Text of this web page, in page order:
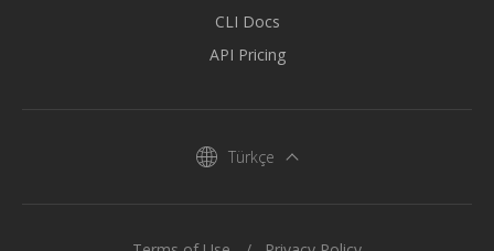
CLI Docs
API Pricing
Türkçe